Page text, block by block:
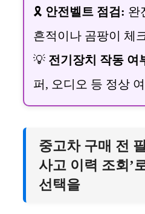
🎗️ 안전벨트 점검: 완
흔적이나 곰팡이 체
💡 전기장치 작동 여
퍼, 오디오 등 정상
중고차 구매 전
사고 이력 조회’
선택을